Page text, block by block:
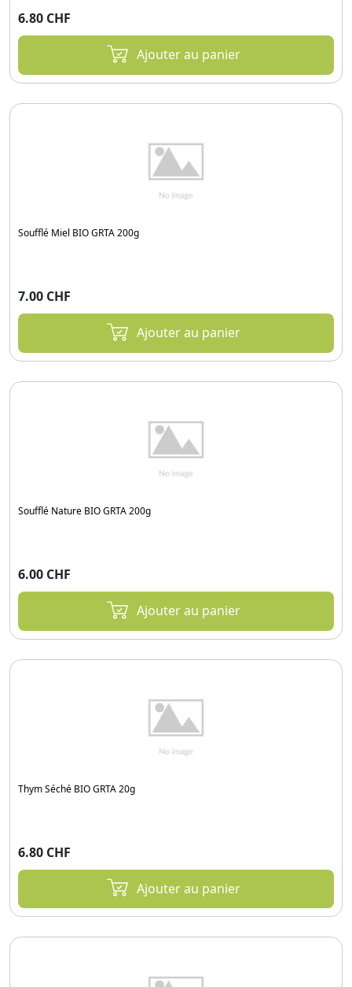
6.80 CHF
Ajouter au panier
Soufflé Miel BIO GRTA 200g
7.00 CHF
Ajouter au panier
Soufflé Nature BIO GRTA 200g
6.00 CHF
Ajouter au panier
Thym Séché BIO GRTA 20g
6.80 CHF
Ajouter au panier